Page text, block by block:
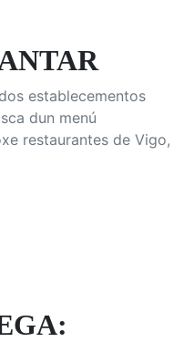
establecementos
dun menú
restaurantes de Vigo,